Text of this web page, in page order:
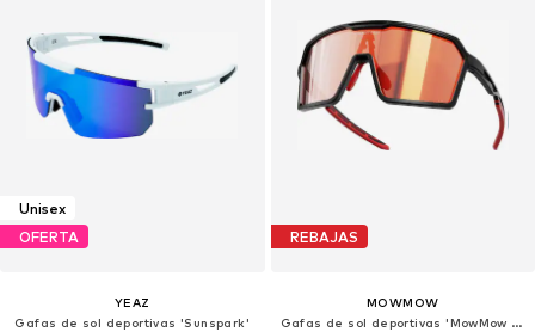
Unisex
OFERTA
YEAZ
Gafas de sol deportivas 'Sunspark'
REBAJAS
MOWMOW
Gafas de sol deportivas 'MowMow Wizard Sunglasses - Sports Glasses - Photochromic Lens - Men - Women'